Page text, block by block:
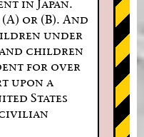
in Japan.
or (B). And
under
and children
for over
upon a
States